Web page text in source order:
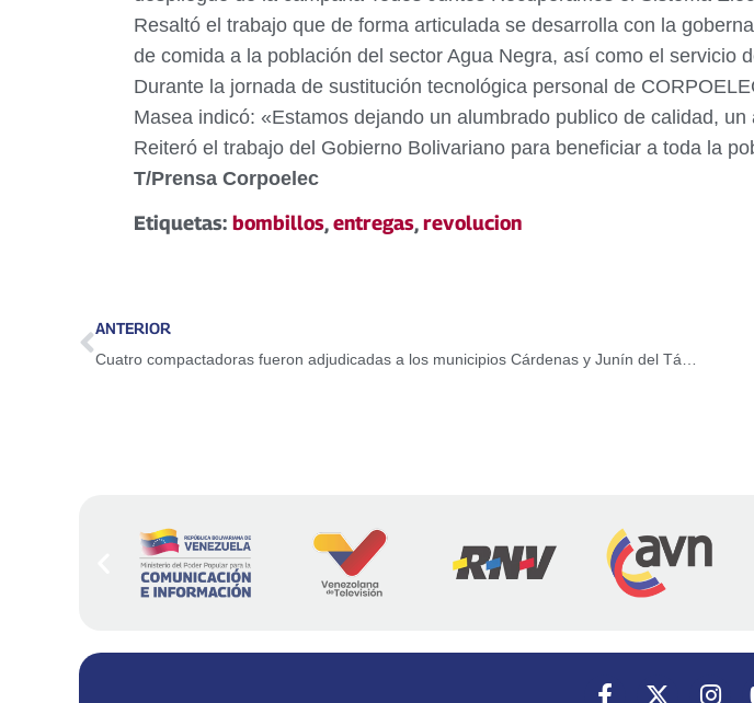
Resaltó el trabajo que de forma articulada se desarrolla con la
de comida a la población del sector Agua Negra, así como el servicio
Durante la jornada de sustitución tecnológica personal de
Masea indicó: «Estamos dejando un alumbrado publico de calidad,
Reiteró el trabajo del Gobierno Bolivariano para beneficiar a toda la
T/Prensa Corpoelec
Etiquetas: bombillos,entregas,revolucion
ANTERIOR
Cuatro compactadoras fueron adjudicadas a los municipios Cárdenas y Junín del Táchira